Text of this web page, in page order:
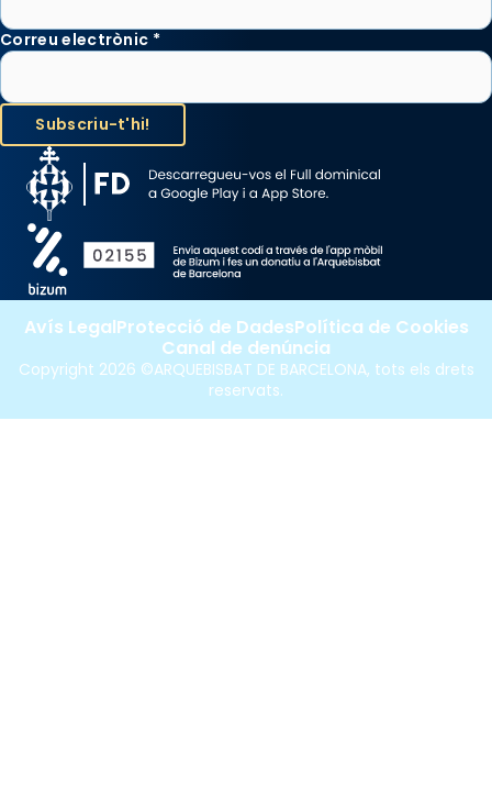
Correu electrònic *
Copyright 2026 ©ARQUEBISBAT DE BARCELONA, tots els drets
reservats.
Avís LegalProtecció de DadesPolítica de Cookies
Canal de denúncia